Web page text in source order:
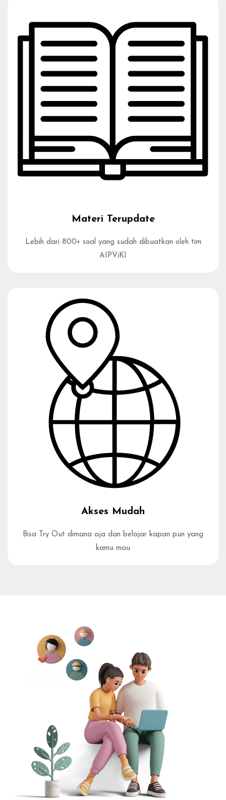
Materi Terupdate
Lebih dari 800+ soal yang sudah dibuatkan oleh tim
AIPViKI
Akses Mudah
Bisa Try Out dimana aja dan belajar kapan pun yang
kamu mau